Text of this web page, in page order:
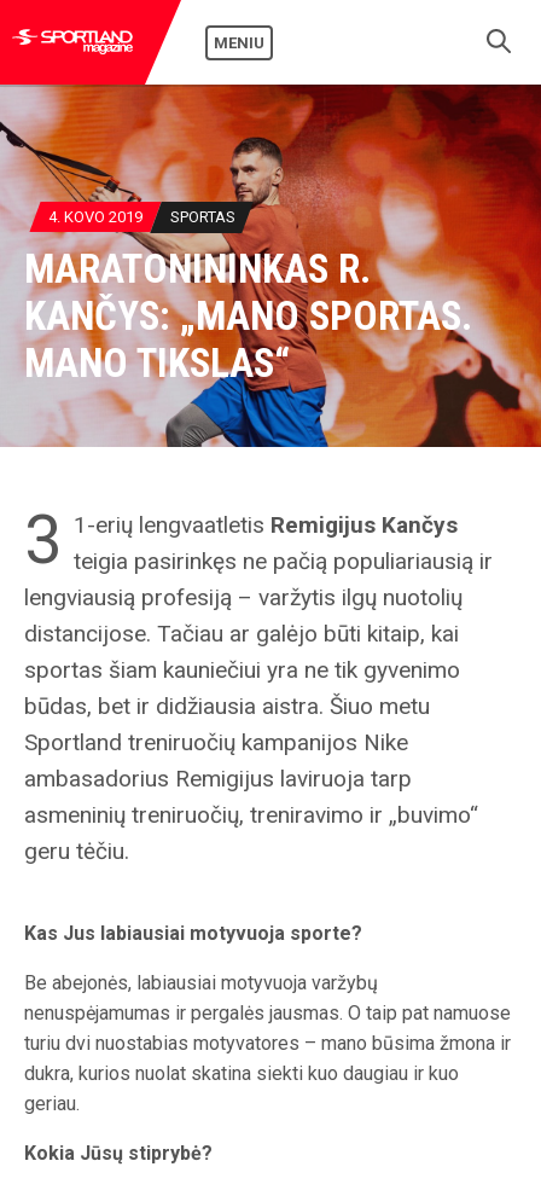
MENIU
4. KOVO 2019 SPORTAS
MARATONININKAS R.
KANČYS: „MANO SPORTAS.
MANO TIKSLAS“
3 1-erių lengvaatletis Remigijus Kančys
teigia pasirinkęs ne pačią populiariausią ir
lengviausią profesiją – varžytis ilgų nuotolių
distancijose. Tačiau ar galėjo būti kitaip, kai
sportas šiam kauniečiui yra ne tik gyvenimo
būdas, bet ir didžiausia aistra. Šiuo metu
Sportland treniruočių kampanijos Nike
ambasadorius Remigijus laviruoja tarp
asmeninių treniruočių, treniravimo ir „buvimo“
geru tėčiu.
Kas Jus labiausiai motyvuoja sporte?
Be abejonės, labiausiai motyvuoja varžybų
nenuspėjamumas ir pergalės jausmas. O taip pat namuose
turiu dvi nuostabias motyvatores – mano būsima žmona ir
dukra, kurios nuolat skatina siekti kuo daugiau ir kuo
geriau.
Kokia Jūsų stiprybė?